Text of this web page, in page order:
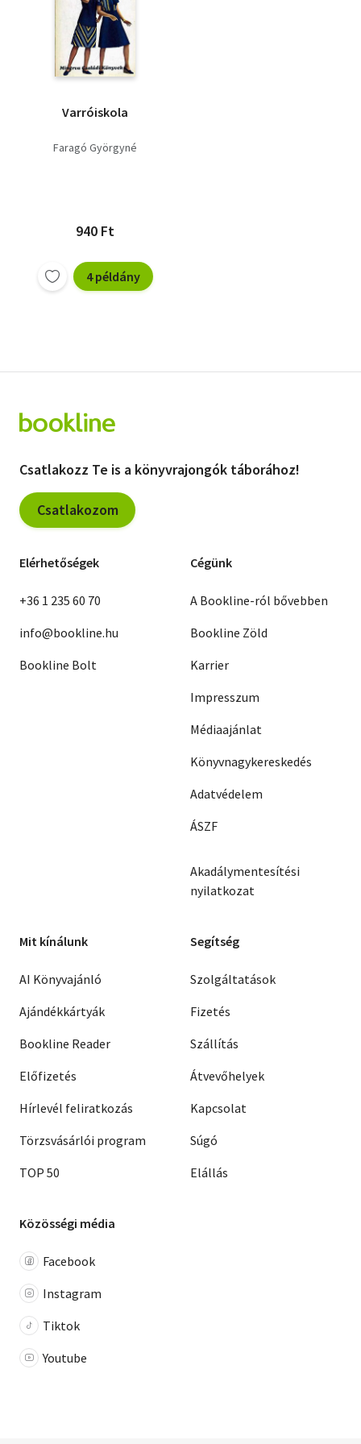
Varróiskola
Faragó Györgyné
940 Ft
4 példány
Csatlakozz Te is a könyvrajongók táborához!
Csatlakozom
Elérhetőségek
+36 1 235 60 70
info@bookline.hu
Bookline Bolt
Cégünk
A Bookline-ról bővebben
Bookline Zöld
Karrier
Impresszum
Médiaajánlat
Könyvnagykereskedés
Adatvédelem
ÁSZF
Akadálymentesítési
nyilatkozat
Mit kínálunk
AI Könyvajánló
Ajándékkártyák
Bookline Reader
Előfizetés
Hírlevél feliratkozás
Törzsvásárlói program
TOP 50
Segítség
Szolgáltatások
Fizetés
Szállítás
Átvevőhelyek
Kapcsolat
Súgó
Elállás
Közösségi média
Facebook
Instagram
Tiktok
Youtube